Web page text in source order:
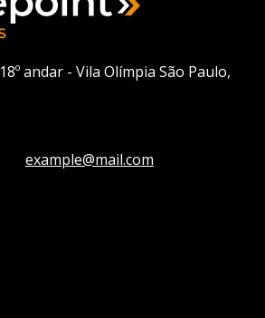
andar - Vila Olímpia São Paulo,
example@mail.com